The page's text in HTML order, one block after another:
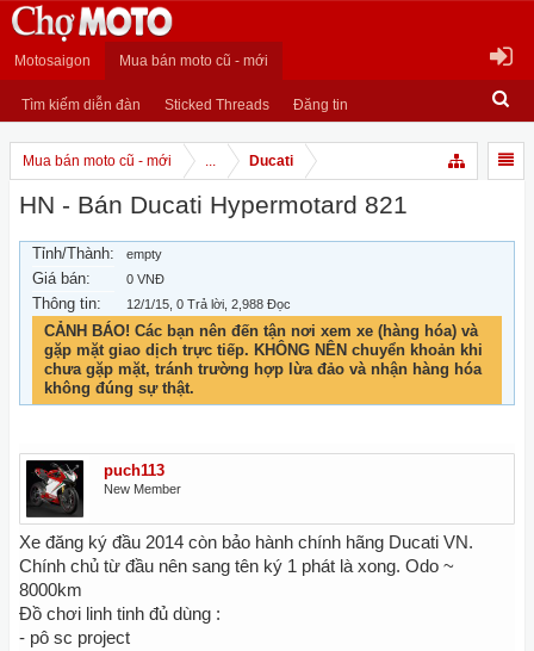
Motosaigon Mua bán moto cũ - mới
Tìm kiếm diễn đàn Sticked Threads Đăng tin
Mua bán moto cũ - mới ... Ducati
HN - Bán Ducati Hypermotard 821
Tỉnh/Thành: empty
Giá bán: 0 VNĐ
Thông tin: 12/1/15 , 0 Trả lời, 2,988 Đọc
CẢNH BÁO! Các bạn nên đến tận nơi xem xe (hàng hóa) và
gặp mặt giao dịch trực tiếp. KHÔNG NÊN chuyển khoản khi
chưa gặp mặt, tránh trường hợp lừa đảo và nhận hàng hóa
không đúng sự thật.
puch113
New Member
Xe đăng ký đầu 2014 còn bảo hành chính hãng Ducati VN.
Chính chủ từ đầu nên sang tên ký 1 phát là xong. Odo ~
8000km
Đồ chơi linh tinh đủ dùng :
- pô sc project